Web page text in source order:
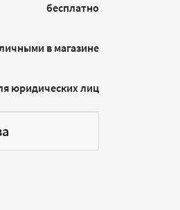
бесплатно
в магазине
юридических лиц